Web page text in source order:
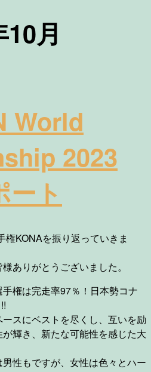
月
World
2023
ート
KONAを振り返っていきま
ありがとうございました。
権は完走率97％！日本勢コナ
スにベストを尽くし、互いを励
輝き、新たな可能性を感じた大
性もですが、女性は色々とハー